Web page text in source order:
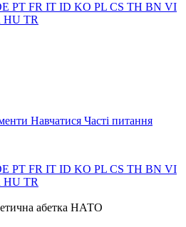
PT FR IT ID KO PL CS TH BN VI
HU TR
Навчатися Часті питання
PT FR IT ID KO PL CS TH BN VI
HU TR
абетка НАТО